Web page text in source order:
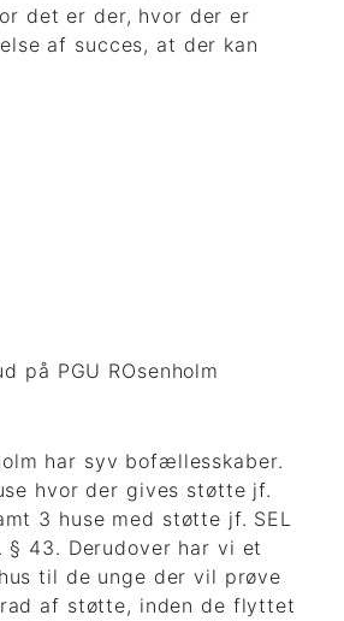
det er der, hvor der er
af succes, at der kan
har syv bofællesskaber.
hvor der gives støtte jf.
3 huse med støtte jf. SEL
§ 43. Derudover har vi et
til de unge der vil prøve
af støtte, inden de flyttet